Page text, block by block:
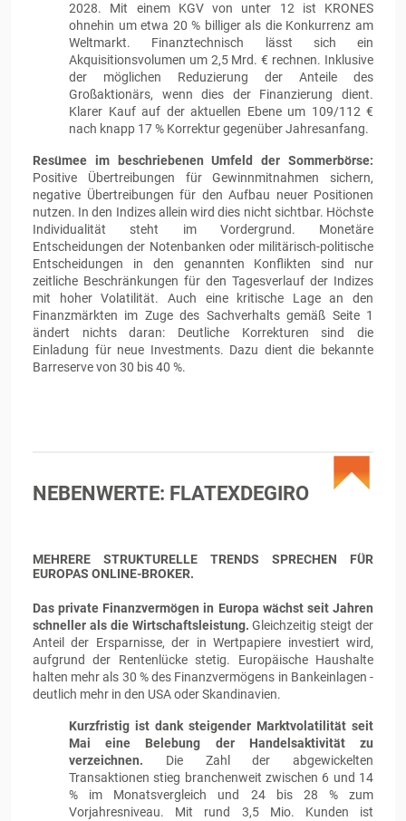
2028. Mit einem KGV von unter 12 ist KRONES
ohnehin um etwa 20 % billiger als die Konkurrenz am
Weltmarkt. Finanztechnisch lässt sich ein
Akquisitionsvolumen um 2,5 Mrd. € rechnen. Inklusive
der möglichen Reduzierung der Anteile des
Großaktionärs, wenn dies der Finanzierung dient.
Klarer Kauf auf der aktuellen Ebene um 109/112 €
nach knapp 17 % Korrektur gegenüber Jahresanfang.
Resümee im beschriebenen Umfeld der Sommerbörse:
Positive Übertreibungen für Gewinnmitnahmen sichern,
negative Übertreibungen für den Aufbau neuer Positionen
nutzen. In den Indizes allein wird dies nicht sichtbar. Höchste
Individualität steht im Vordergrund. Monetäre
Entscheidungen der Notenbanken oder militärisch-politische
Entscheidungen in den genannten Konflikten sind nur
zeitliche Beschränkungen für den Tagesverlauf der Indizes
mit hoher Volatilität. Auch eine kritische Lage an den
Finanzmärkten im Zuge des Sachverhalts gemäß Seite 1
ändert nichts daran: Deutliche Korrekturen sind die
Einladung für neue Investments. Dazu dient die bekannte
Barreserve von 30 bis 40 %.
NEBENWERTE: FLATEXDEGIRO
MEHRERE STRUKTURELLE TRENDS SPRECHEN FÜR
EUROPAS ONLINE-BROKER.
Das private Finanzvermögen in Europa wächst seit Jahren
schneller als die Wirtschaftsleistung.Gleichzeitig steigt der
Anteil der Ersparnisse, der in Wertpapiere investiert wird,
aufgrund der Rentenlücke stetig. Europäische Haushalte
halten mehr als 30 % des Finanzvermögens in Bankeinlagen -
deutlich mehr in den USA oder Skandinavien.
Kurzfristig ist dank steigender Marktvolatilität seit
Mai eine Belebung der Handelsaktivität zu
verzeichnen. Die Zahl der abgewickelten
Transaktionen stieg branchenweit zwischen 6 und 14
% im Monatsvergleich und 24 bis 28 % zum
Vorjahresniveau. Mit rund 3,5 Mio. Kunden ist